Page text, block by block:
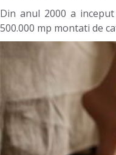
Din anul 2000 a
500.000 mp montati de